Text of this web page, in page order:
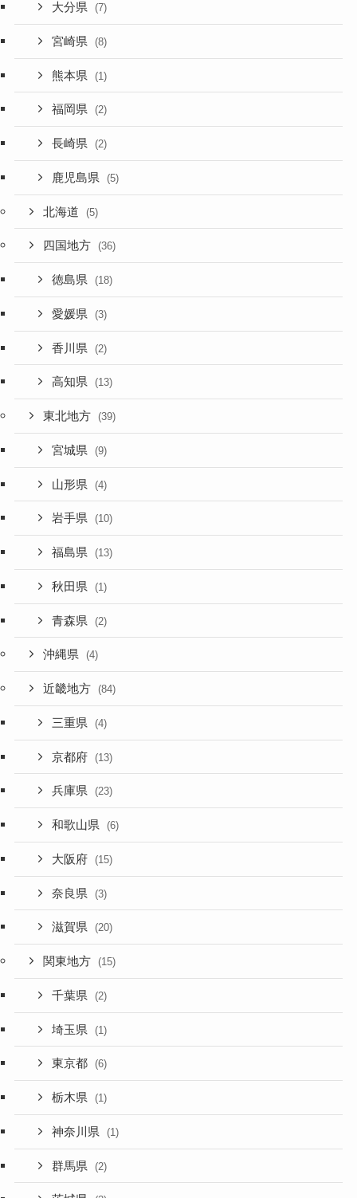
大分県 (7)
宮崎県 (8)
熊本県 (1)
福岡県 (2)
長崎県 (2)
鹿児島県 (5)
北海道 (5)
四国地方 (36)
徳島県 (18)
愛媛県 (3)
香川県 (2)
高知県 (13)
東北地方 (39)
宮城県 (9)
山形県 (4)
岩手県 (10)
福島県 (13)
秋田県 (1)
青森県 (2)
沖縄県 (4)
近畿地方 (84)
三重県 (4)
京都府 (13)
兵庫県 (23)
和歌山県 (6)
大阪府 (15)
奈良県 (3)
滋賀県 (20)
関東地方 (15)
千葉県 (2)
埼玉県 (1)
東京都 (6)
栃木県 (1)
神奈川県 (1)
群馬県 (2)